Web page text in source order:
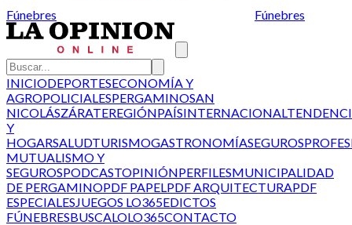
Fúnebres Fúnebres
INICIODEPORTESECONOMÍA Y
AGROPOLICIALESPERGAMINOSAN
NICOLÁSZÁRATEREGIÓNPAÍSINTERNACIONAL
Y
HOGARSALUDTURISMOGASTRONOMÍASEGUROS
MUTUALISMO Y
SEGUROSPODCASTOPINIÓNPERFILESMUNICIPALIDAD
DE PERGAMINOPDF PAPELPDF ARQUITECTURAPDF
ESPECIALESJUEGOS LO365EDICTOS
FÚNEBRESBUSCALOLO365CONTACTO